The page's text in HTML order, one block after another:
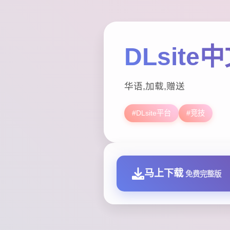
DLsite中
华语,加载,赠送
#DLsite平台 #竞技
马上下载 免费完整版